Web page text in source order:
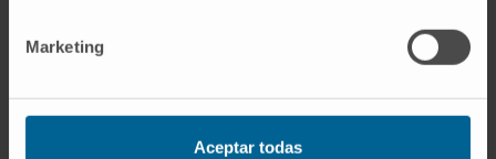
Marketing
Aceptar todas
Otorrinolaringología
Ángela Bronte: Medicina Nuclear
Ángela Estenaga: Dermatología